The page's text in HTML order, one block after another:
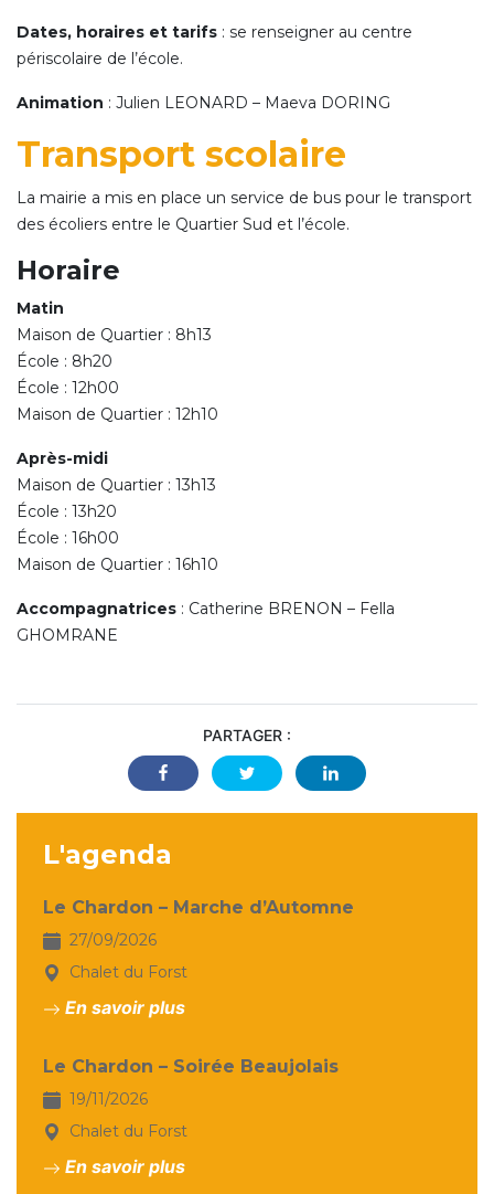
Dates, horaires et tarifs : se renseigner au centre
périscolaire de l’école.
Animation : Julien LEONARD – Maeva DORING
Transport scolaire
La mairie a mis en place un service de bus pour le transport
des écoliers entre le Quartier Sud et l’école.
Horaire
Matin
Maison de Quartier : 8h13
École : 8h20
École : 12h00
Maison de Quartier : 12h10
Après-midi
Maison de Quartier : 13h13
École : 13h20
École : 16h00
Maison de Quartier : 16h10
Accompagnatrices : Catherine BRENON – Fella
GHOMRANE
PARTAGER :
L'agenda
Le Chardon – Marche d’Automne
27/09/2026
Chalet du Forst
En savoir plus
Le Chardon – Soirée Beaujolais
19/11/2026
Chalet du Forst
En savoir plus